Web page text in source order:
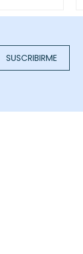
SUSCRIBIRME